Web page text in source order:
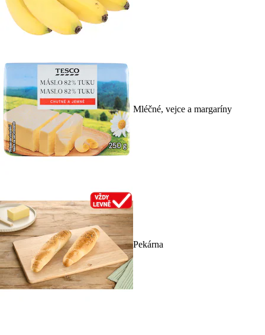
Mléčné, vejce a margaríny
Pekárna